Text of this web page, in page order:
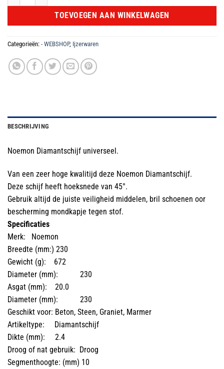
TOEVOEGEN AAN WINKELWAGEN
Categorieën: - WEBSHOP, Ijzerwaren
BESCHRIJVING
Noemon Diamantschijf universeel.
Van een zeer hoge kwalitijd deze Noemon Diamantschijf.
Deze schijf heeft hoeksnede van 45°.
Gebruik altijd de juiste veiligheid middelen, bril schoenen oor
bescherming mondkapje tegen stof.
Specificaties
Merk: Noemon
Breedte (mm:) 230
Gewicht (g): 672
Diameter (mm): 230
Asgat (mm): 20.0
Diameter (mm): 230
Geschikt voor: Beton, Steen, Graniet, Marmer
Artikeltype: Diamantschijf
Dikte (mm): 2.4
Droog of nat gebruik: Droog
Segmenthoogte: (mm) 10